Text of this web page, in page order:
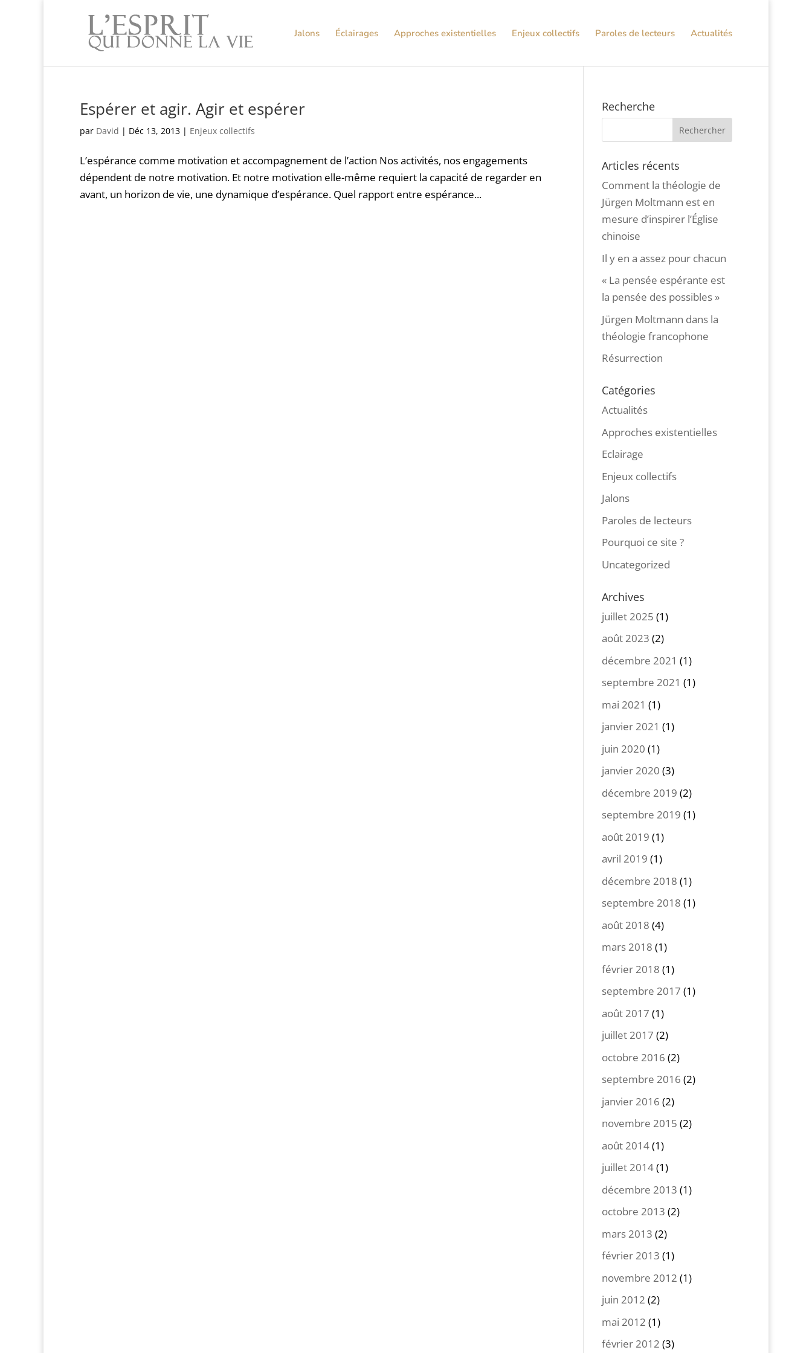
Jalons Éclairages Approches existentielles Enjeux collectifs Paroles de lecteurs Actualités
Espérer et agir. Agir et espérer
par David | Déc 13, 2013 | Enjeux collectifs
L’espérance comme motivation et accompagnement de l’action Nos activités, nos engagements
dépendent de notre motivation. Et notre motivation elle-même requiert la capacité de regarder en
avant, un horizon de vie, une dynamique d’espérance. Quel rapport entre espérance...
Recherche
Articles récents
Comment la théologie de
Jürgen Moltmann est en
mesure d’inspirer l’Église
chinoise
Il y en a assez pour chacun
« La pensée espérante est
la pensée des possibles »
Jürgen Moltmann dans la
théologie francophone
Résurrection
Catégories
Actualités
Approches existentielles
Eclairage
Enjeux collectifs
Jalons
Paroles de lecteurs
Pourquoi ce site ?
Uncategorized
Archives
juillet 2025 (1)
août 2023 (2)
décembre 2021 (1)
septembre 2021 (1)
mai 2021 (1)
janvier 2021 (1)
juin 2020 (1)
janvier 2020 (3)
décembre 2019 (2)
septembre 2019 (1)
août 2019 (1)
avril 2019 (1)
décembre 2018 (1)
septembre 2018 (1)
août 2018 (4)
mars 2018 (1)
février 2018 (1)
septembre 2017 (1)
août 2017 (1)
juillet 2017 (2)
octobre 2016 (2)
septembre 2016 (2)
janvier 2016 (2)
novembre 2015 (2)
août 2014(1)
juillet 2014(1)
décembre 2013 (1)
octobre 2013 (2)
mars 2013 (2)
février 2013 (1)
novembre 2012 (1)
juin 2012 (2)
mai 2012 (1)
février 2012 (3)